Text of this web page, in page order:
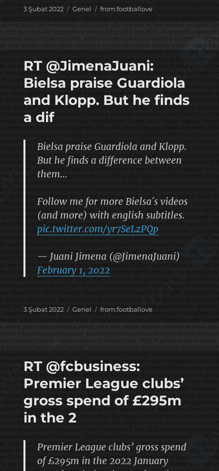
Yayın
3 Şubat 2022 Kategoriler
Genel Etiketler
from:footballove
RT @JimenaJuani:
Bielsa praise Guardiola
and Klopp. But he finds
a dif
Bielsa praise Guardiola and Klopp.
But he finds a difference between
them…
Follow me for more Bielsa´s videos
(and more) with english subtitles.
pic.twitter.com/yr7SeLzPQp
— Juani Jimena (@JimenaJuani)
February 1, 2022
Yayın
tarihi
3 Şubat 2022 Kategoriler
Genel Etiketler
from:footballove
RT @fcbusiness:
Premier League clubs’
gross spend of £295m
in the 2
Premier League clubs’ gross spend
of £295m in the 2022 January